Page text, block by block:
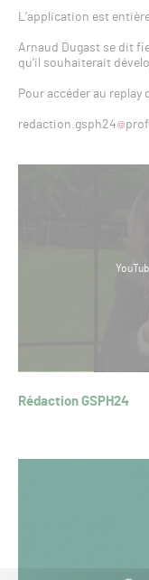
L’application est
Arnaud Dugast se dit
qu’il souhaiterait
Pour accéder au replay
redaction.gsph24
Rédaction GSPH24